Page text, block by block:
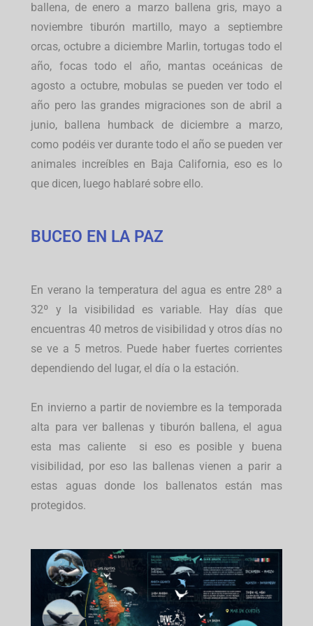
ballena, de enero a marzo ballena gris, mayo a
noviembre tiburón martillo, mayo a septiembre
orcas, octubre a diciembre Marlin, tortugas todo el
año, focas todo el año, mantas oceánicas de
agosto a octubre, mobulas se pueden ver todo el
año pero las grandes migraciones son de abril a
junio, ballena humback de diciembre a marzo,
como podéis ver durante todo el año se pueden ver
animales increíbles en Baja California, eso es lo
que dicen, luego hablaré sobre ello.
BUCEO EN LA PAZ
En verano la temperatura del agua es entre 28º a
32º y la visibilidad es variable. Hay días que
encuentras 40 metros de visibilidad y otros días no
se ve a 5 metros. Puede haber fuertes corrientes
dependiendo del lugar, el día o la estación.
En invierno a partir de noviembre es la temporada
alta para ver ballenas y tiburón ballena, el agua
esta mas caliente si eso es posible y buena
visibilidad, por eso las ballenas vienen a parir a
estas aguas donde los ballenatos están mas
protegidos.